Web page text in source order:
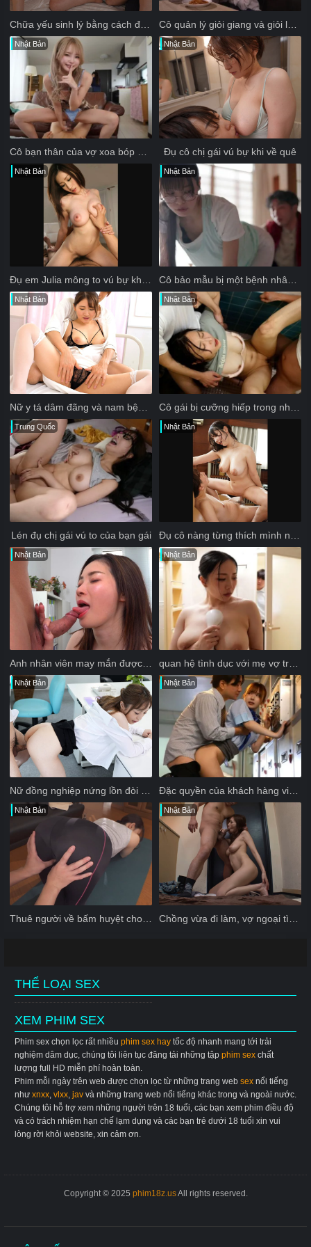
c&oacute; h&agrave;nh động như vậy</p>
Nhật Bản
Cô bạn thân của vợ xoa bóp dương vật nhạy cảm của tôi
Nhật Bản
Đụ cô chị gái vú bự khi về quê
Nhật Bản Nhật Bản
Nhật Bản
Nữ y tá dâm đãng và nam bệnh nhân may mắn
Nhật Bản
Cô gái bị cưỡng hiếp trong nhà vệ sinh
Trung Quốc
Lén đụ chị gái vú to của bạn gái
Nhật Bản
Nhật Bản Nhật Bản
Nhật Bản
Nữ đồng nghiệp nứng lồn đòi địt trong giờ nghỉ trưa
Nhật Bản
Đặc quyền của khách hàng vip trên chuyến bay
Nhật Bản Nhật Bản
THỂ LOẠI SEX
XEM PHIM SEX
Phim sex chọn lọc rất nhiều phim sex hay tốc độ nhanh mang tới trải
nghiệm dâm dục, chúng tôi liên tục đăng tải những tập phim sex chất
lượng full HD miễn phí hoàn toàn.
Phim mỗi ngày trên web được chọn lọc từ những trang web sex nổi tiếng
như xnxx, vlxx, jav và những trang web nổi tiếng khác trong và ngoài nước.
Chúng tôi hỗ trợ xem những người trên 18 tuổi, các bạn xem phim điều độ
và có trách nhiệm hạn chế lạm dụng và các bạn trẻ dưới 18 tuổi xin vui
lòng rời khỏi website, xin cảm ơn.
Copyright © 2025 phim18z.usAll rights reserved.